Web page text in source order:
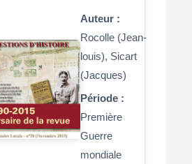
Auteur :
Rocolle (Jean-
louis), Sicart
(Jacques)
Période :
Première
Guerre
mondiale